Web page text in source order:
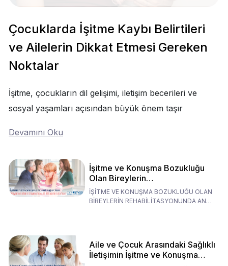
Çocuklarda İşitme Kaybı Belirtileri
ve Ailelerin Dikkat Etmesi Gereken
Noktalar
İşitme, çocukların dil gelişimi, iletişim becerileri ve
sosyal yaşamları açısından büyük önem taşır
Devamını Oku
İşitme ve Konuşma Bozukluğu
Olan Bireylerin
Rehabilitasyonunda Ana
Babaların Tutumları
İŞİTME VE KONUŞMA BOZUKLUĞU OLAN
BİREYLERİN REHABİLİTASYONUNDA ANA
Aile ve Çocuk Arasındaki Sağlıklı
İletişimin İşitme ve Konuşma